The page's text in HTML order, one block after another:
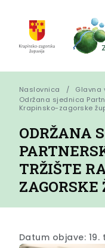
Naslovnica
Glavna
Održana sjednica
Krapinsko-zagorske
ODRŽANA
TRŽIŠTE
Datum objave: 19.